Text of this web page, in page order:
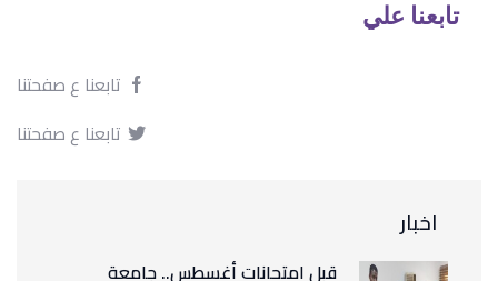
تابعنا علي
تابعنا ع صفحتنا
تابعنا ع صفحتنا
اخبار
قبل امتحانات أغسطس.. جامعة